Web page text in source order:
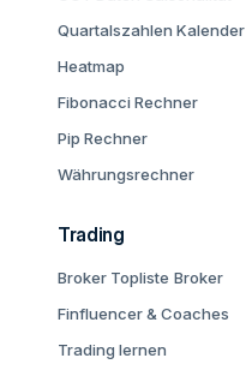
Quartalszahlen Kalender
Heatmap
Fibonacci Rechner
Pip Rechner
Währungsrechner
Trading
Broker Topliste Broker
Finfluencer & Coaches
Trading lernen